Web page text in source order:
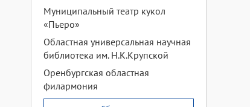
Муниципальный театр кукол
«Пьеро»
Областная универсальная научная
библиотека им. Н.К.Крупской
Оренбургская областная
филармония